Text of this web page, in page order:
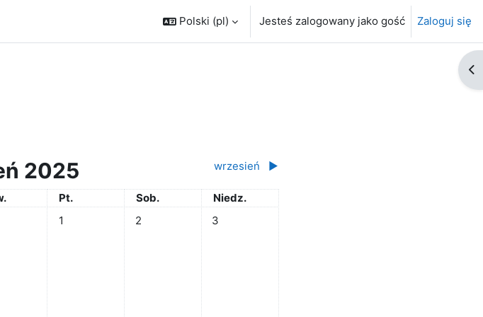
Polski ‎(pl)‎ Jesteś zalogowany jako gość Zaloguj się
2025 wrzesień ▶︎
Piątek
Pt. Sobota
Sob. Niedziela
Niedz.
Brak wydarzeń, piątek, 1 sierpnia
1 Brak wydarzeń, sobota, 2 sierpnia
2 Brak wydarzeń, niedziela, 3 sierpnia
3